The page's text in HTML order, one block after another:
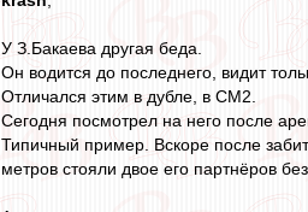
У З.Бакаева другая беда.
Он водится до последнего, видит
Отличался этим в дубле, в СМ2.
Сегодня посмотрел на него после
Типичный пример. Вскоре после
метров стояли двое его партнёров